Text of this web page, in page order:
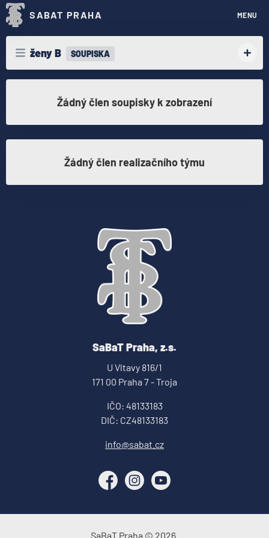
SABAT PRAHA MENU
ženy B SOUPISKA
Žádný člen realizačního týmu
Žádný člen soupisky k zobrazení
SaBaT Praha, z.s.
U Vltavy 816/1
171 00 Praha 7 - Troja
IČO: 48133183
DIČ: CZ48133183
info@sabat.cz
FacebookInstagramYouTube
SaBaT Praha © 2026.